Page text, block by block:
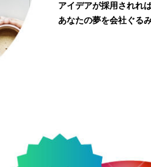
アイデアが採用されれ
あなたの夢を会社ぐる